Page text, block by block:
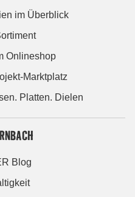
im Überblick
Onlineshop
Marktplatz
Platten. Dielen
Blog